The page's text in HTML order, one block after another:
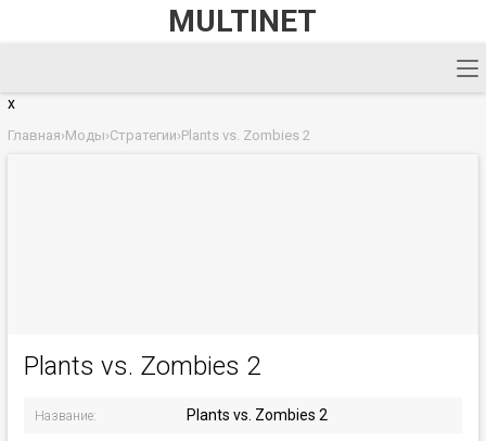
MULTINET
x
Главная›Моды›Стратегии›Plants vs. Zombies 2
Plants vs. Zombies 2
Название: Plants vs. Zombies 2